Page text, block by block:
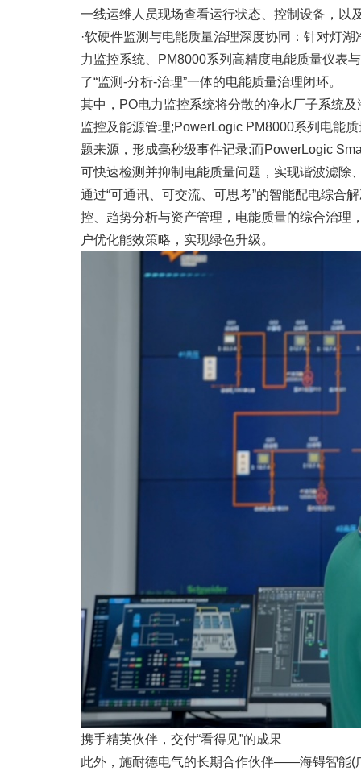
一线运维人员现场查看运行状态、控制设备，以
·软硬件监测与电能质量治理深度协同：针对灯
力监控系统、PM8000系列高精度电能质量仪表
了“监测-分析-治理”一体的电能质量治理闭环。
其中，PO电力监控系统将分散的净水厂子系统
监控及能源管理;PowerLogic PM8000系列电能
题来源，形成毫秒级事件记录;而PowerLogic
可快速检测并抑制电能质量问题，实现谐波滤除
通过“可通讯、可交流、可思考”的智能配电综合
控、趋势分析与资产管理，电能质量的综合治理
户优化能效策略，实现绿色升级。
携手精英伙伴，交付“看得见”的成果
此外，施耐德电气的长期合作伙伴——海锝智能(